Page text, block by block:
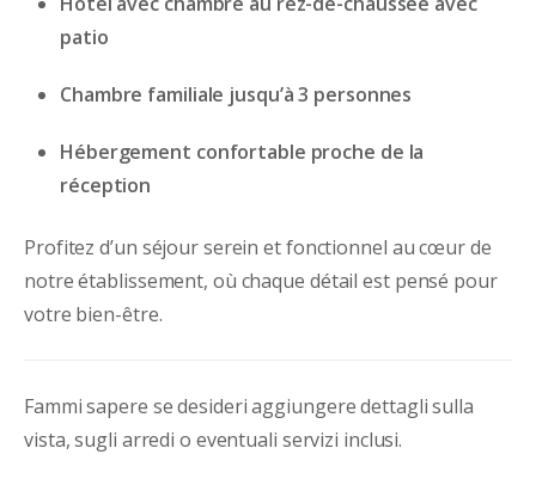
patio
Chambre familiale jusqu’à 3 personnes
Hébergement confortable proche de la
réception
Profitez d’un séjour serein et fonctionnel au cœur de
notre établissement, où chaque détail est pensé pour
votre bien-être.
Fammi sapere se desideri aggiungere dettagli sulla
vista, sugli arredi o eventuali servizi inclusi.